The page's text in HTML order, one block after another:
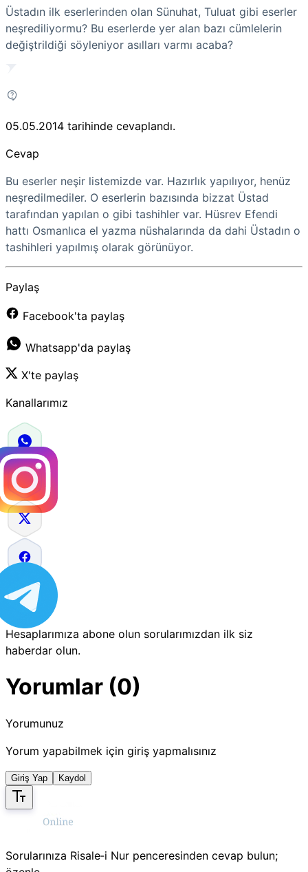
Üstadın ilk eserlerinden olan Sünuhat, Tuluat gibi eserler
neşrediliyormu? Bu eserlerde yer alan bazı cümlelerin
değiştrildiği söyleniyor asılları varmı acaba?
05.05.2014 tarihinde cevaplandı.
Cevap
Bu eserler neşir listemizde var. Hazırlık yapılıyor, henüz
neşredilmediler. O eserlerin bazısında bizzat Üstad
tarafından yapılan o gibi tashihler var. Hüsrev Efendi
hattı Osmanlıca el yazma nüshalarında da dahi Üstadın o
tashihleri yapılmış olarak görünüyor.
Paylaş
Facebook'ta paylaş
Whatsapp'da paylaş
X'te paylaş
Kanallarımız
Hesaplarımıza abone olun sorularımızdan ilk siz
haberdar olun.
Yorumlar (0)
Yorumunuz
Yorum yapabilmek için giriş yapmalısınız
Giriş Yap Kaydol
Sorularınıza Risale‑i Nur penceresinden cevap bulun;